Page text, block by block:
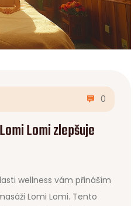
0
Lomi zlepšuje
wellness vám přináším
Lomi Lomi. Tento